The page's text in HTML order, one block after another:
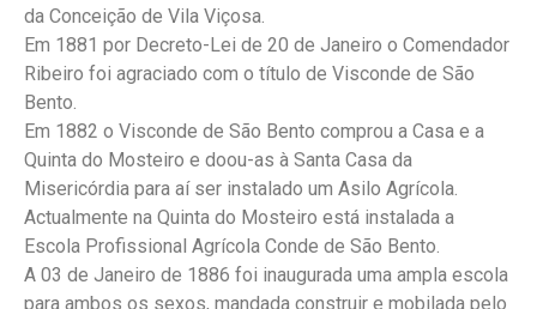
da Conceição de Vila Viçosa.
Em 1881 por Decreto-Lei de 20 de Janeiro o Comendador
Ribeiro foi agraciado com o título de Visconde de São
Bento.
Em 1882 o Visconde de São Bento comprou a Casa e a
Quinta do Mosteiro e doou-as à Santa Casa da
Misericórdia para aí ser instalado um Asilo Agrícola.
Actualmente na Quinta do Mosteiro está instalada a
Escola Profissional Agrícola Conde de São Bento.
A 03 de Janeiro de 1886 foi inaugurada uma ampla escola
para ambos os sexos, mandada construir e mobilada pelo